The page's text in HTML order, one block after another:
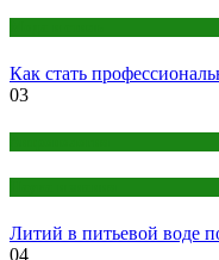
Как стать
03
Литий в питьевой воде
04